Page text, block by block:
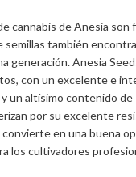
cannabis de Anesia son
semillas también
generación. Anesia
con un excelente e
un altísimo contenido de
por su excelente
en una buena
los cultivadores